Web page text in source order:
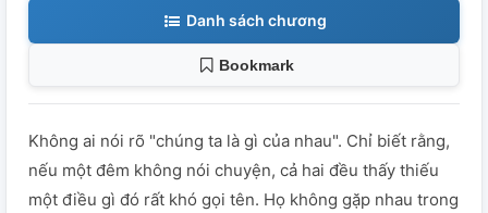
Danh sách chương
Bookmark
Không ai nói rõ "chúng ta là gì của nhau". Chỉ biết rằng,
nếu một đêm không nói chuyện, cả hai đều thấy thiếu
một điều gì đó rất khó gọi tên. Họ không gặp nhau trong